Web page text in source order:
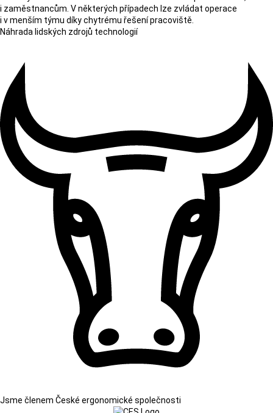
i zaměstnancům. V některých případech lze zvládat operace
i v menším týmu díky chytrému řešení pracoviště.
Náhrada lidských zdrojů technologií
Jsme členem České ergonomické společnosti